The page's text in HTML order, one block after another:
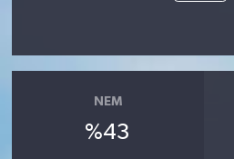
NEM
%43